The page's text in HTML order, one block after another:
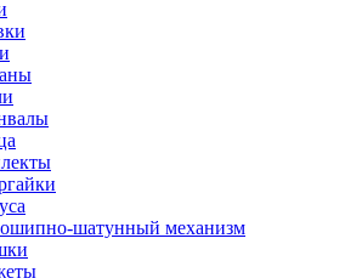
шатунный механизм